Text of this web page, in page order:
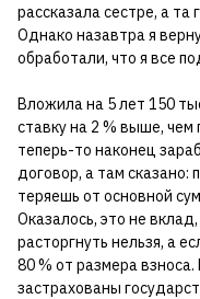
рассказала сестре, а та
Однако назавтра я
обработали, что я все
Вложила на 5 лет 150
ставку на 2 % выше,
теперь-то наконец
договор, а там сказано:
теряешь от основной
Оказалось, это не
расторгнуть нельзя, а
80 % от размера
застрахованы